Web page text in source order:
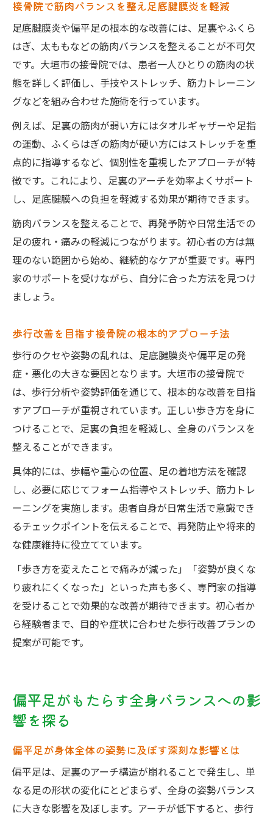
接骨院で筋肉バランスを整え足底腱膜炎を軽減
足底腱膜炎や偏平足の根本的な改善には、足裏やふくら
はぎ、太ももなどの筋肉バランスを整えることが不可欠
です。大垣市の接骨院では、患者一人ひとりの筋肉の状
態を詳しく評価し、手技やストレッチ、筋力トレーニン
グなどを組み合わせた施術を行っています。
例えば、足裏の筋肉が弱い方にはタオルギャザーや足指
の運動、ふくらはぎの筋肉が硬い方にはストレッチを重
点的に指導するなど、個別性を重視したアプローチが特
徴です。これにより、足裏のアーチを効率よくサポート
し、足底腱膜への負担を軽減する効果が期待できます。
筋肉バランスを整えることで、再発予防や日常生活での
足の疲れ・痛みの軽減につながります。初心者の方は無
理のない範囲から始め、継続的なケアが重要です。専門
家のサポートを受けながら、自分に合った方法を見つけ
ましょう。
歩行改善を目指す接骨院の根本的アプローチ法
歩行のクセや姿勢の乱れは、足底腱膜炎や偏平足の発
症・悪化の大きな要因となります。大垣市の接骨院で
は、歩行分析や姿勢評価を通じて、根本的な改善を目指
すアプローチが重視されています。正しい歩き方を身に
つけることで、足裏の負担を軽減し、全身のバランスを
整えることができます。
具体的には、歩幅や重心の位置、足の着地方法を確認
し、必要に応じてフォーム指導やストレッチ、筋力トレ
ーニングを実施します。患者自身が日常生活で意識でき
るチェックポイントを伝えることで、再発防止や将来的
な健康維持に役立てています。
「歩き方を変えたことで痛みが減った」「姿勢が良くな
り疲れにくくなった」といった声も多く、専門家の指導
を受けることで効果的な改善が期待できます。初心者か
ら経験者まで、目的や症状に合わせた歩行改善プランの
提案が可能です。
偏平足がもたらす全身バランスへの影
響を探る
偏平足が身体全体の姿勢に及ぼす深刻な影響とは
偏平足は、足裏のアーチ構造が崩れることで発生し、単
なる足の形状の変化にとどまらず、全身の姿勢バランス
に大きな影響を及ぼします。アーチが低下すると、歩行